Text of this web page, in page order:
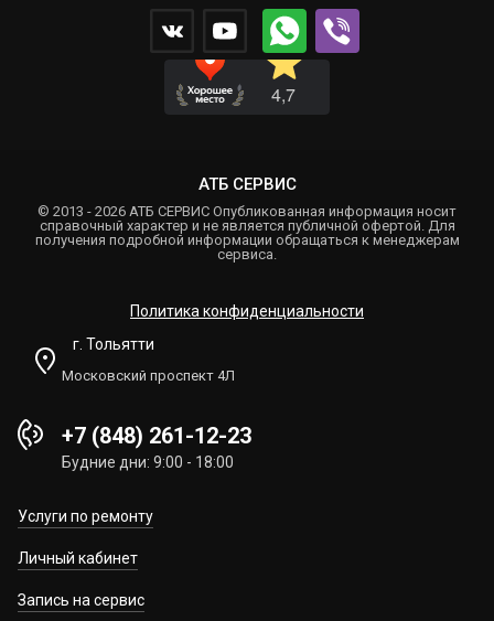
АТБ СЕРВИС
© 2013 - 2026 АТБ СЕРВИС Опубликованная информация носит
справочный характер и не является публичной офертой. Для
получения подробной информации обращаться к менеджерам
сервиса.
Политика конфиденциальности
г. Тольятти
Московский проспект 4Л
+7 (848) 261-12-23
Будние дни: 9:00 - 18:00
Услуги по ремонту
Личный кабинет
Запись на сервис